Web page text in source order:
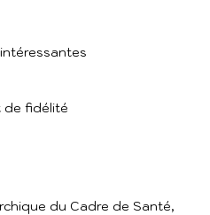
de fidélité
du Cadre de Santé,